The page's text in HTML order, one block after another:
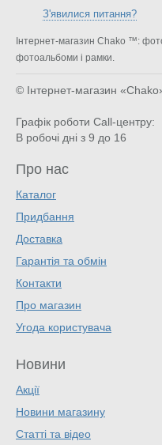
З'явилися питання?
Інтернет-магазин Chako ™:
фотоальбоми і рамки.
© Інтернет-магазин
Графік роботи Call-центру:
В робочі дні з 9 до 16
Про нас
Каталог
Придбання
Доставка
Гарантія та обмін
Контакти
Про магазин
Угода користувача
Новини
Акції
Новини магазину
Статті та відео